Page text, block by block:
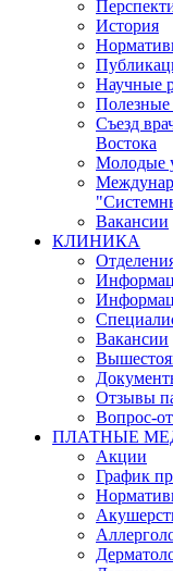
История
Научные
Полезные
Съезд
Востока
Молодые
Вакансии
КЛИНИКА
Вакансии
Отзывы
Вопрос-
ПЛАТНЫЕ
Акции
График